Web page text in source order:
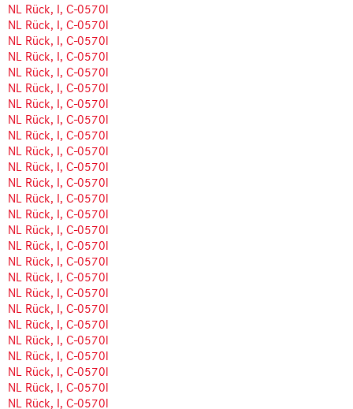
NL Rück, I, C-0570l
NL Rück, I, C-0570l
NL Rück, I, C-0570l
NL Rück, I, C-0570l
NL Rück, I, C-0570l
NL Rück, I, C-0570l
NL Rück, I, C-0570l
NL Rück, I, C-0570l
NL Rück, I, C-0570l
NL Rück, I, C-0570l
NL Rück, I, C-0570l
NL Rück, I, C-0570l
NL Rück, I, C-0570l
NL Rück, I, C-0570l
NL Rück, I, C-0570l
NL Rück, I, C-0570l
NL Rück, I, C-0570l
NL Rück, I, C-0570l
NL Rück, I, C-0570l
NL Rück, I, C-0570l
NL Rück, I, C-0570l
NL Rück, I, C-0570l
NL Rück, I, C-0570l
NL Rück, I, C-0570l
NL Rück, I, C-0570l
NL Rück, I, C-0570l